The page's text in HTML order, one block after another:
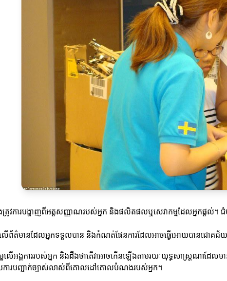
រូវការបង្ហាញពីអត្តសញ្ញាណរបស់អ្នក និងផលិតផលឬសេវាកម្មដែលអ្នកផ្តល់។
លៃលើព័ត៌មានដែលអ្នកទទួលបាន និងកំណត់ផែនការដែលអាចធ្វើអោយបានជោគ
លើអង្គការរបស់អ្នក និងដឹងថាតើវាអាចកើនឡើងតាមរយៈយុទ្ធសាស្ត្រណាដែ
ារបញ្ជាក់ច្បាស់លាស់ពីគោលដៅគោលបំណងរបស់អ្នក។